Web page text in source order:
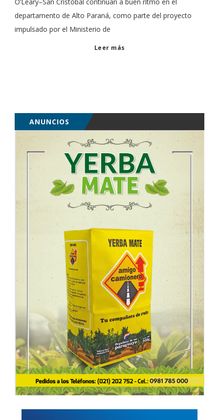
departamento de Alto Paraná, como parte del proyecto
impulsado por el Ministerio de
Leer más
ANUNCIOS